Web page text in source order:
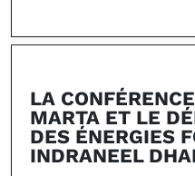
LA
MARTA ET LE
DES ÉNERGIES
INDRANEEL